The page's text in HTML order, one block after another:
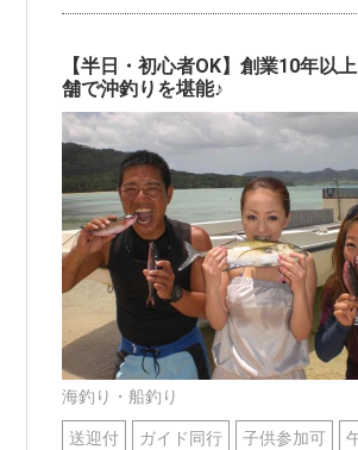
【半日・初心者OK】創業10年以
舗で沖釣りを堪能♪
海釣り・船釣り
送迎付 ガイド同行 子供参加可